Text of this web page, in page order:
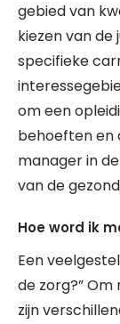
gebied van
kiezen van de
specifieke
om een
behoeften en
manager in
van de
Hoe word ik
Een
de zorg?”
zijn